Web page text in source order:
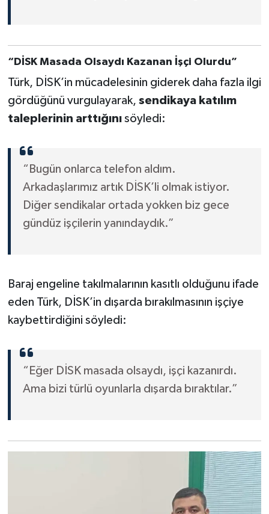
“DİSK Masada Olsaydı Kazanan İşçi Olurdu”
Türk, DİSK’in mücadelesinin giderek daha fazla ilgi
gördüğünü vurgulayarak, sendikaya katılım
taleplerinin arttığınısöyledi:
“Bugün onlarca telefon aldım.
Arkadaşlarımız artık DİSK’li olmak istiyor.
Diğer sendikalar ortada yokken biz gece
gündüz işçilerin yanındaydık.”
Baraj engeline takılmalarının kasıtlı olduğunu ifade
eden Türk, DİSK’in dışarda bırakılmasının işçiye
kaybettirdiğini söyledi:
“Eğer DİSK masada olsaydı, işçi kazanırdı.
Ama bizi türlü oyunlarla dışarda bıraktılar.”